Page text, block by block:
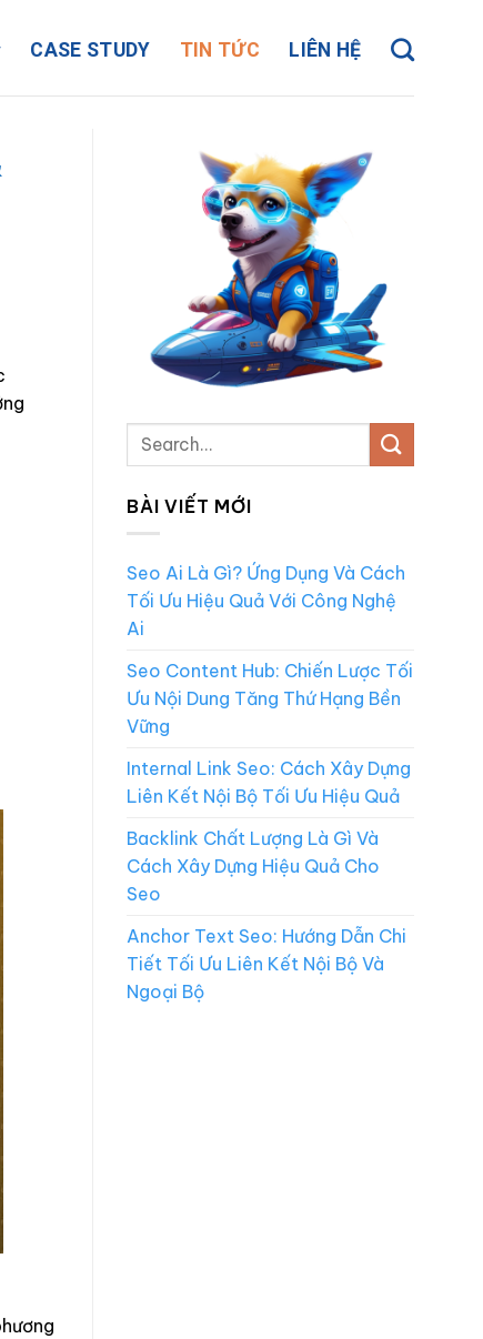
CASE STUDY TIN TỨC LIÊN HỆ
BÀI VIẾT MỚI
Seo Ai Là Gì? Ứng Dụng Và Cách
Tối Ưu Hiệu Quả Với Công Nghệ
Ai
Seo Content Hub: Chiến Lược Tối
Ưu Nội Dung Tăng Thứ Hạng Bền
Vững
Internal Link Seo: Cách Xây Dựng
Liên Kết Nội Bộ Tối Ưu Hiệu Quả
Backlink Chất Lượng Là Gì Và
Cách Xây Dựng Hiệu Quả Cho
Seo
Anchor Text Seo: Hướng Dẫn Chi
Tiết Tối Ưu Liên Kết Nội Bộ Và
Ngoại Bộ